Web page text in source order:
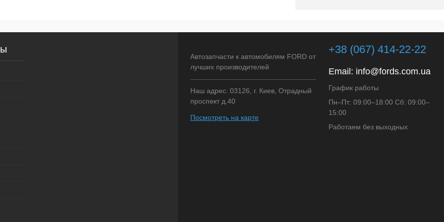
Автозапчасти к автомобилям FORD от
лучших производителей
Наш адрес: 03126, г. Киев, Отрадный
проспект д.40
Посмотреть на карте
+38 (067) 414-22-22
Email: info@fords.com.ua
График работы
Пн–Пт: 09:00–18:00 Сб: 09:00–
15:00
Работаем без выходных